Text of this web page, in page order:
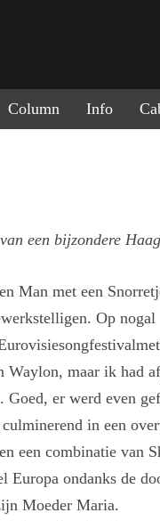
Column Info
een bijzondere
Man met een
Op nogal
Waylon, maar ik had
Goed, er werd even
in een
een combinatie van
Europa ondanks de
Moeder Maria.